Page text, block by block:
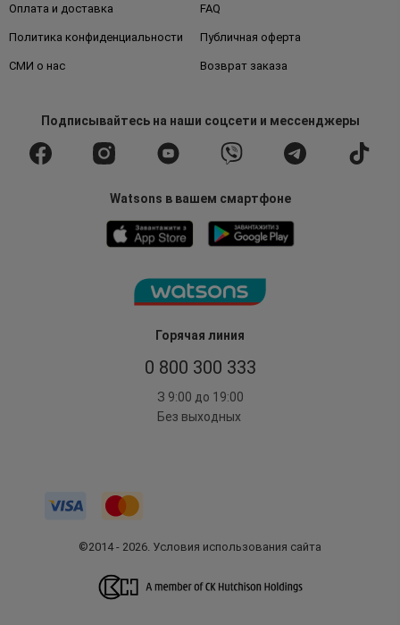
Горячая линия
0 800 300 333
З 9:00 до 19:00
Без выходных
Оплата и доставка FAQ
Политика конфиденциальности Публичная оферта
СМИ о нас Возврат заказа
Подписывайтесьна наши соцсети и мессенджеры
Watsons в вашем смартфоне
©2014 - 2026. Условия использования сайта